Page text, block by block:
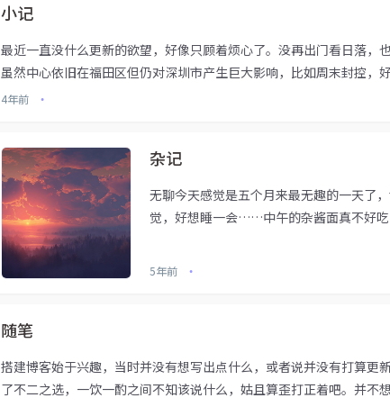
小记
最近一直没什么更新的欲望，好像只顾着烦心了。没再出门看日落，
虽然中心依旧在福田区但仍对深圳市产生巨大影响，比如周末封控，
4年前 •
杂记
无聊今天感觉是五个月来最无趣的一天了
觉，好想睡一会……中午的杂酱面真不好吃
5年前 •
随笔
搭建博客始于兴趣，当时并没有想写出点什么，或者说并没有打算
了不二之选，一饮一酌之间不知该说什么，姑且算歪打正着吧。并不